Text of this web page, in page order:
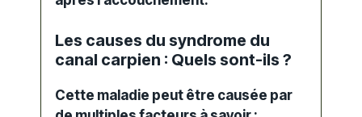
Les causes du syndrome du
canal carpien : Quels sont-ils ?
Cette maladie peut être causée par